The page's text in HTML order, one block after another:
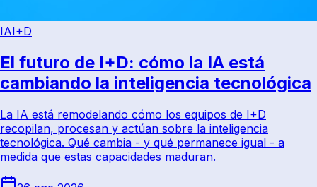
IAI+D
El futuro de I+D: cómo la IA está
cambiando la inteligencia tecnológica
La IA está remodelando cómo los equipos de I+D
recopilan, procesan y actúan sobre la inteligencia
tecnológica. Qué cambia - y qué permanece igual - a
medida que estas capacidades maduran.